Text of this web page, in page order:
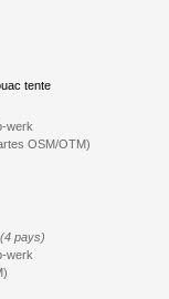
tente
werk
OSM/OTM)
(4 pays)
werk